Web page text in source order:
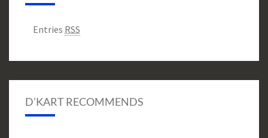
Entries RSS
D’KART RECOMMENDS